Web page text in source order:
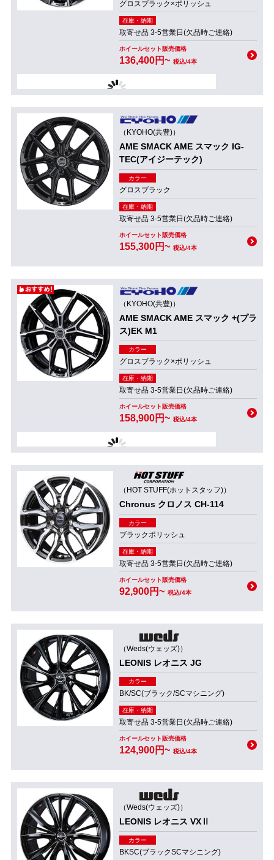
グロスブラック×ポリッシュ
在庫・納期
取寄せ品 3-5営業日(欠品時ご連絡)
ホイールセット販売価格
136,400円~ 税込/4本
（KYOHO(共豊)）
AME SMACK AME スマック IG-
TEC(アイジーテック)
カラー
グロスブラック
在庫・納期
取寄せ品 3-5営業日(欠品時ご連絡)
ホイールセット販売価格
155,300円~ 税込/4本
（KYOHO(共豊)）
AME SMACK AME スマック +(プラ
ス)EK M1
カラー
グロスブラック×ポリッシュ
在庫・納期
取寄せ品 3-5営業日(欠品時ご連絡)
ホイールセット販売価格
158,900円~ 税込/4本
（HOT STUFF(ホットスタッフ)）
Chronus クロノス CH-114
カラー
ブラックポリッシュ
在庫・納期
取寄せ品 3-5営業日(欠品時ご連絡)
ホイールセット販売価格
92,900円~ 税込/4本
（Weds(ウェッズ)）
LEONIS レオニス JG
カラー
BK/SC(ブラック/SCマシニング)
在庫・納期
取寄せ品 3-5営業日(欠品時ご連絡)
ホイールセット販売価格
124,900円~ 税込/4本
（Weds(ウェッズ)）
LEONIS レオニス VXⅡ
カラー
BKSC(ブラックSCマシニング)